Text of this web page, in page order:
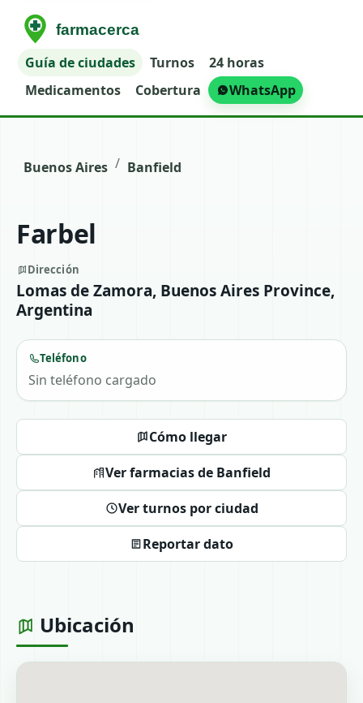
Guía de ciudades Turnos
24 horas
Medicamentos
Cobertura WhatsApp
Buenos Aires / Banfield
Farbel
Dirección
Lomas de Zamora, Buenos Aires Province,
Argentina
Teléfono
Sin teléfono cargado
Cómo llegar
Ver farmacias de Banfield
Ver turnos por ciudad
Reportar dato
Ubicación